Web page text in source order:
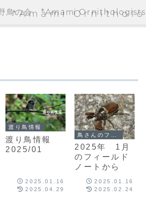
会 *Amami
渡り鳥情報
渡り鳥情報
2025/01
2025.01.16
2025.04.29
2025年 1月
のフィールド
ノートから
2025.01.16
2025.02.24
鳥の会 *Amami